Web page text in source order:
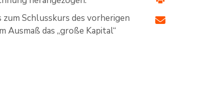
Schlusskurs des vorherigen
das „große Kapital“